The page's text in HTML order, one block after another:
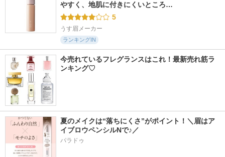
やすく、地肌に付きにくいところ…
5
うす眉メーカー
ランキングIN
今売れているフレグランスはこれ！最新売れ筋ラ
ンキング♡
夏のメイクは“落ちにくさ”がポイント！＼眉はア
イブロウペンシルNで♪／
パラドゥ